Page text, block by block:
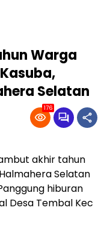
Warga
Selatan
176
akhir tahun
Selatan
hiburan
Desa Tembal Kec